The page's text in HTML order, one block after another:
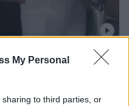
My Personal
to third parties, or
που έλεγαν
για τα 46 της